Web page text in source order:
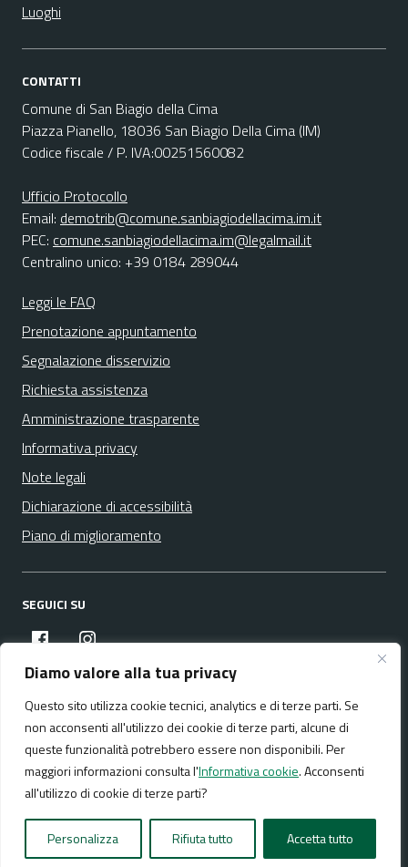
Diamo valore alla tua privacy
Questo sito utilizza cookie tecnici, analytics e di terze parti. Se
non acconsenti all'utilizzo dei cookie di terze parti, alcune di
queste funzionalità potrebbero essere non disponibili. Per
maggiori informazioni consulta l'Informativa cookie. Acconsenti
all'utilizzo di cookie di terze parti?
Personalizza Rifiuta tutto Accetta tutto
Luoghi
CONTATTI
Comune di San Biagio della Cima
Piazza Pianello, 18036 San Biagio Della Cima (IM)
Codice fiscale / P. IVA:00251560082
Ufficio Protocollo
Email: demotrib@comune.sanbiagiodellacima.im.it
PEC: comune.sanbiagiodellacima.im@legalmail.it
Centralino unico: +39 0184 289044
Leggi le FAQ
Prenotazione appuntamento
Segnalazione disservizio
Richiesta assistenza
Amministrazione trasparente
Informativa privacy
Note legali
Dichiarazione di accessibilità
Piano di miglioramento
SEGUICI SU
facebookinstagram
Media policy Mappa del sito
Realizzato da:NeMeA Sistemi Srl